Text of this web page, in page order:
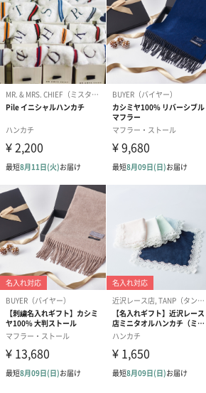
シーズンブーケ（ひま
わり）（1,880円）
ブーケ（ホワイ
ーン）（1,650
ドライフラワー・プリザーブドフラワ
自然のお花で作ったドライフラワー・プリ
梱します。
一部花材が写真と異なる場合がございます
い。パッケージに入れてお届けします。
プリザーブドフラワー
ブーケ（ピンク）
（2,580円）
プリザーブドフ
ブーケ（ブルー）
（2,580円）